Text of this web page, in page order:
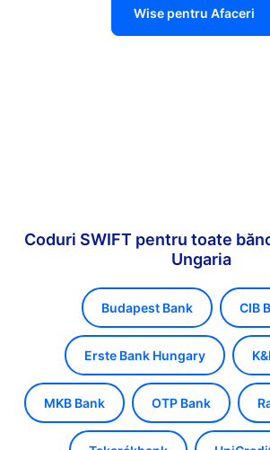
Wise pentru Afaceri
Coduri SWIFT pentru toate
Ungaria
Budapest Bank CIB
Erste Bank Hungary
MKB Bank OTP Bank